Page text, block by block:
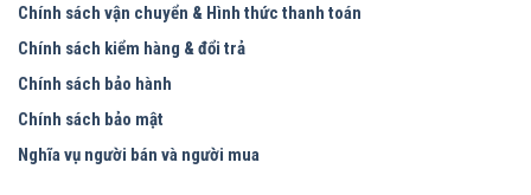
Chính sách vận chuyển & Hình thức thanh toán
Chính sách kiểm hàng & đổi trả
Chính sách bảo hành
Chính sách bảo mật
Nghĩa vụ người bán và người mua